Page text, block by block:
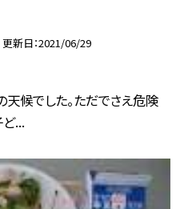
更新日 2021/06/29
候でした。ただでさえ危険
...